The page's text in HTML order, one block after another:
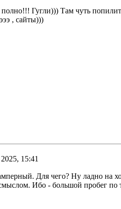
Гугли))) Там чуть
, сайты)))
15:41
Для чего? Ну ладно на
Ибо - большой пробег